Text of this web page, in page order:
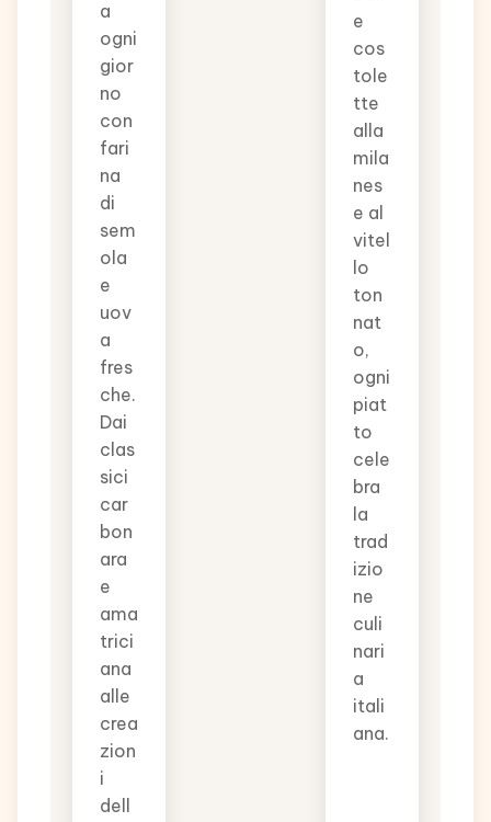
a
ogni
gior
no
con
fari
na
di
sem
ola
e
uov
a
fres
che.
Dai
clas
sici
car
bon
ara
e
ama
trici
ana
alle
crea
zion
i
dell
e
cos
tole
tte
alla
mila
nes
e al
vitel
lo
ton
nat
o,
ogni
piat
to
cele
bra
la
trad
izio
ne
culi
nari
a
itali
ana.